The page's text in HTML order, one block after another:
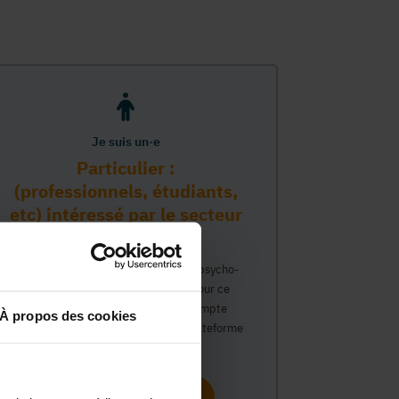
À propos des cookies
Je suis un·e
Particulier :
(professionnels, étudiants,
etc) intéressé par le secteur
PMS
Vous travaillez déjà dans le secteur psycho-
médico-social ou avez un intérêt pour ce
secteur et souhaitez obtenir un compte
personnel pour interagir sur notre plateforme